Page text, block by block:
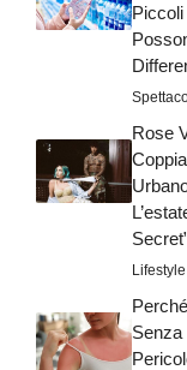
Rose
Lifestyle
Senza